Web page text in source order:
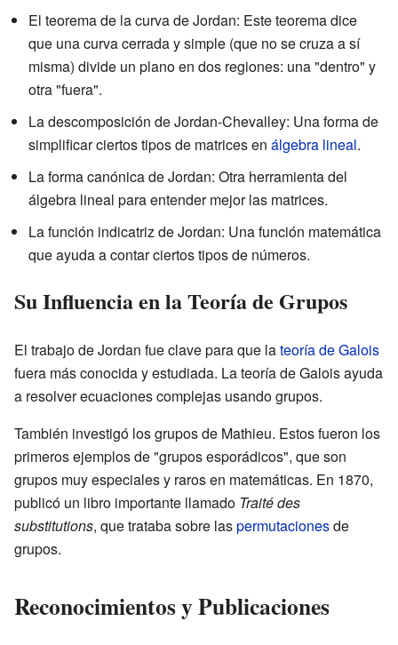
El teorema de la curva de Jordan: Este teorema dice
que una curva cerrada y simple (que no se cruza a sí
misma) divide un plano en dos regiones: una "dentro" y
otra "fuera".
La descomposición de Jordan-Chevalley: Una forma de
simplificar ciertos tipos de matrices en álgebra lineal.
La forma canónica de Jordan: Otra herramienta del
álgebra lineal para entender mejor las matrices.
La función indicatriz de Jordan: Una función matemática
que ayuda a contar ciertos tipos de números.
Su Influencia en la Teoría de Grupos
El trabajo de Jordan fue clave para que lateoría de Galois
fuera más conocida y estudiada. La teoría de Galois ayuda
a resolver ecuaciones complejas usando grupos.
También investigó los grupos de Mathieu. Estos fueron los
primeros ejemplos de "grupos esporádicos", que son
grupos muy especiales y raros en matemáticas. En 1870,
publicó un libro importante llamado Traité des
substitutions, que trataba sobre laspermutacionesde
grupos.
Reconocimientos y Publicaciones